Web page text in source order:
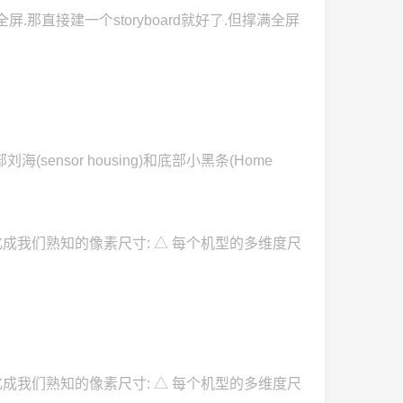
.那直接建一个storyboard就好了.但撑满全屏
海(sensor housing)和底部小黑条(Home
我们熟知的像素尺寸: △ 每个机型的多维度尺
我们熟知的像素尺寸: △ 每个机型的多维度尺